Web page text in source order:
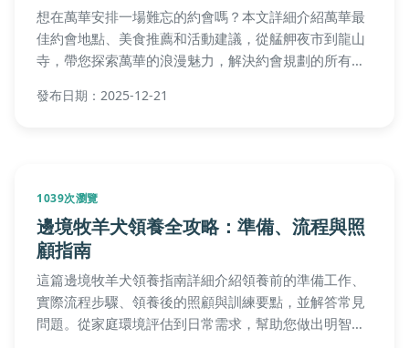
想在萬華安排一場難忘的約會嗎？本文詳細介紹萬華最
佳約會地點、美食推薦和活動建議，從艋舺夜市到龍山
寺，帶您探索萬華的浪漫魅力，解決約會規劃的所有疑
發布日期：2025-12-21
1039次瀏覽
邊境牧羊犬領養全攻略：準備、流程與照
顧指南
這篇邊境牧羊犬領養指南詳細介紹領養前的準備工作、
實際流程步驟、領養後的照顧與訓練要點，並解答常見
問題。從家庭環境評估到日常需求，幫助您做出明智決